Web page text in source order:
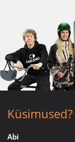
Küsimused?
Abi